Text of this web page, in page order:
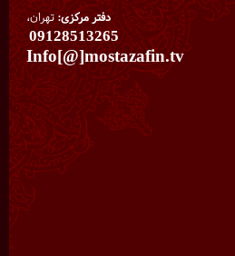
دفتر مرکزی:تهران،
09128513265
Info[@]mostazafin.tv